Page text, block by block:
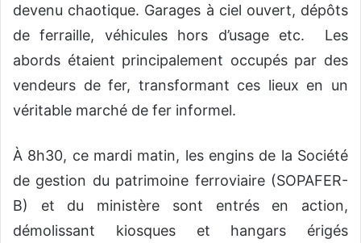
devenu chaotique. Garages à ciel ouvert, dépôts
de ferraille, véhicules hors d’usage etc. Les
abords étaient principalement occupés par des
vendeurs de fer, transformant ces lieux en un
véritable marché de fer informel.
À 8h30, ce mardi matin, les engins de la Société
de gestion du patrimoine ferroviaire (SOPAFER-
B) et du ministère sont entrés en action,
démolissant kiosques et hangars érigés